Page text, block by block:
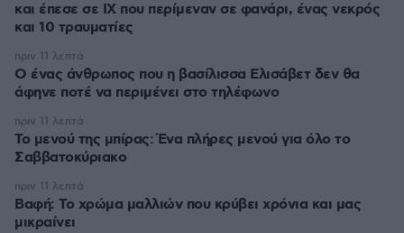
και έπεσε σε ΙΧ που περίμεναν σε φανάρι, ένας νεκρός
και 10 τραυματίες
Ο ένας άνθρωπος που η βασίλισσα Ελισάβετ δεν θα
άφηνε ποτέ να περιμένει στο τηλέφωνο
πριν 11 λεπτά
Το μενού της μπίρας: Ένα πλήρες μενού για όλο το
Σαββατοκύριακο
πριν 11 λεπτά
Βαφή: Το χρώμα μαλλιών που κρύβει χρόνια και μας
μικραίνει
πριν 11 λεπτά